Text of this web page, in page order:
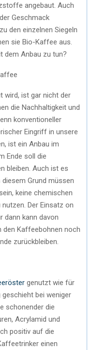
angebaut. Auch
Geschmack
den einzelnen Siegeln
sie Bio-Kaffee aus.
dem Anbau zu tun?
wird, ist gar nicht der
die Nachhaltigkeit und
konventioneller
Eingriff in unsere
ist ein Anbau im
Ende soll die
bleiben. Auch ist es
Grund müssen
keine chemischen
Der Einsatz on
dann kann davon
den Kaffeebohnen noch
zurückbleiben.
genutzt wie für
bei weniger
schonender die
Acrylamid und
positiv auf die
einen